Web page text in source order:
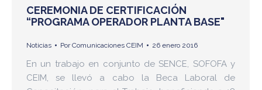
CEREMONIA DE CERTIFICACIÓN
“PROGRAMA OPERADOR PLANTA BASE"
Noticias PorComunicaciones CEIM 26 enero 2016
En un trabajo en conjunto de SENCE, SOFOFA y
CEIM, se llevó a cabo la Beca Laboral de